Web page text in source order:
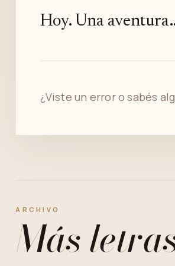
Hoy. Una
¿Viste un error o sabés
ARCHIVO
Más